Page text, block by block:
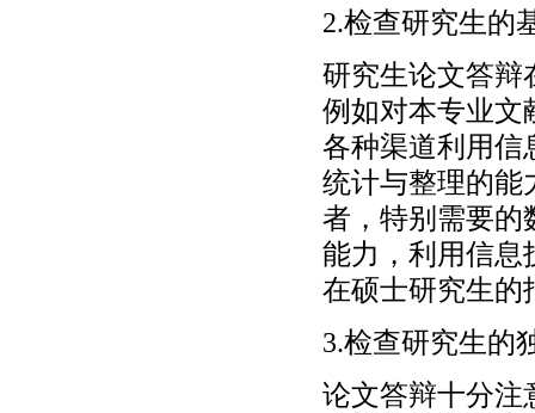
2.检查研究生的
研究生论文答辩
例如对本专业文
各种渠道利用信
统计与整理的能
者，特别需要的
能力，利用信息
在硕士研究生的
3.检查研究生的
论文答辩十分注